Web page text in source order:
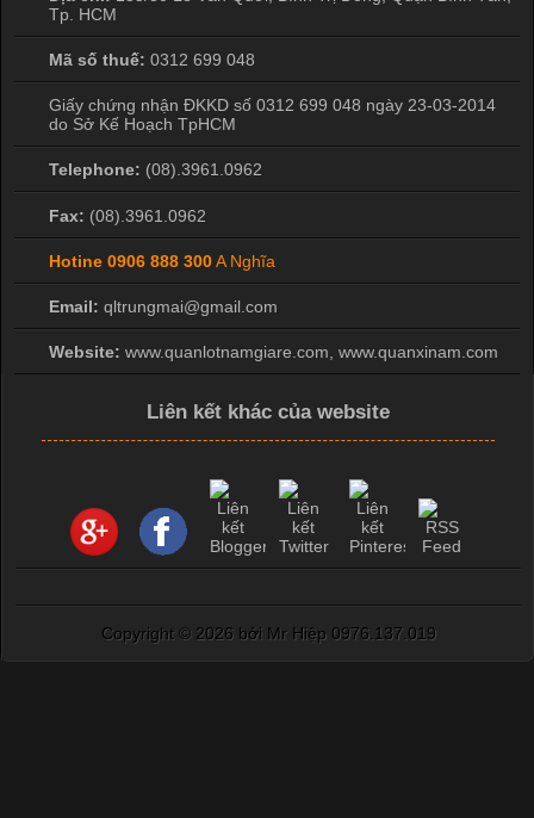
Tp. HCM
Mã số thuế: 0312 699 048
Giấy chứng nhận ĐKKD số 0312 699 048 ngày 23-03-2014
do Sở Kế Hoạch TpHCM
Telephone: (08).3961.0962
Fax: (08).3961.0962
Hotine 0906 888 300A Nghĩa
Email: qltrungmai@gmail.com
Website: www.quanlotnamgiare.com, www.quanxinam.com
Liên kết khác của website
Copyright © 2026 bởi Mr Hiệp 0976.137.019